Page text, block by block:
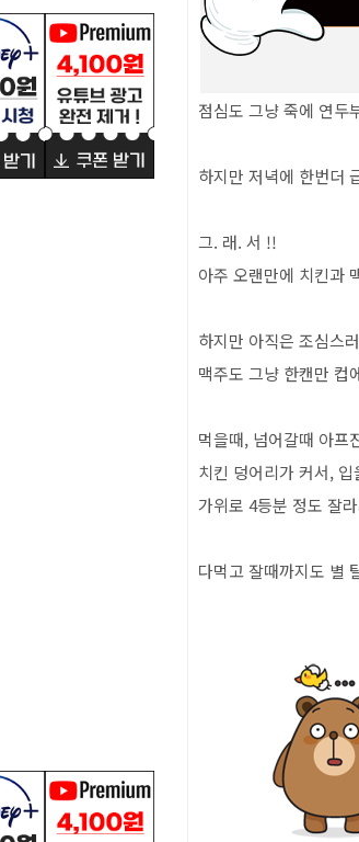
점심도 그냥 죽에 연두
하지만 저녁에 한번더
그. 래. 서 !!
아주 오랜만에 치킨과
하지만 아직은 조심스
맥주도 그냥 한캔만 컵
먹을때, 넘어갈때 아프
치킨 덩어리가 커서,
가위로 4등분 정도 잘
다먹고 잘때까지도 별